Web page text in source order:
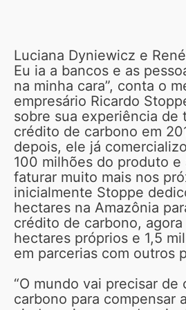
Luciana Dyniewicz e
Eu ia a bancos e as
na minha cara”, conta o
empresário Ricardo
sobre sua experiência de
crédito de carbono em
depois, ele já
100 milhões do produto e
faturar muito mais nos
inicialmente Stoppe
hectares na Amazônia
crédito de carbono,
hectares próprios e 1,5
em parcerias com outros
“O mundo vai precisar de
carbono para compensar